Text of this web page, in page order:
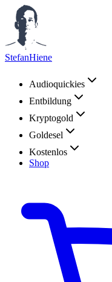
StefanHiene
Audioquickies
Entbildung
Kryptogold
Goldesel
Kostenlos
Shop